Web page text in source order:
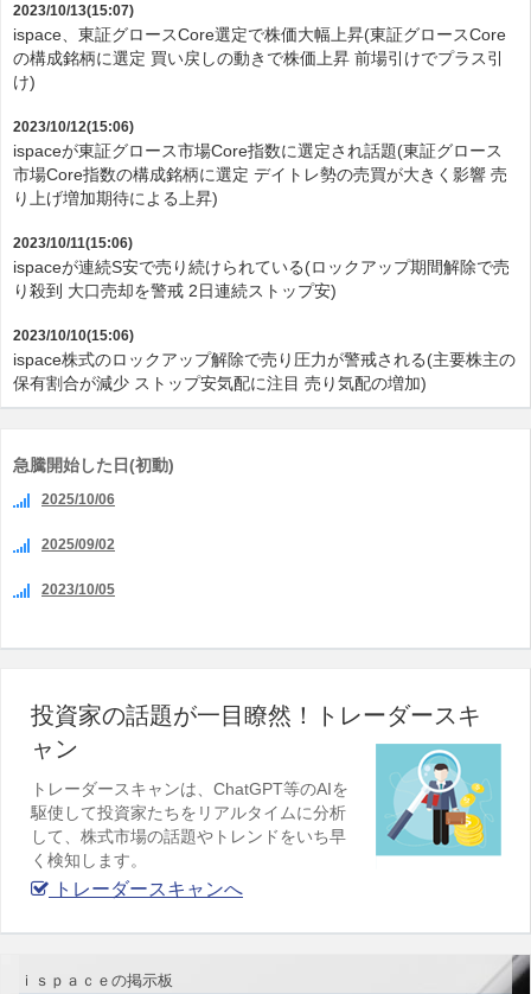
2023/10/13(15:07)
ispace、東証グロースCore選定で株価大幅上昇(東証グロースCore
の構成銘柄に選定 買い戻しの動きで株価上昇 前場引けでプラス引
け)
2023/10/12(15:06)
ispaceが東証グロース市場Core指数に選定され話題(東証グロース
市場Core指数の構成銘柄に選定 デイトレ勢の売買が大きく影響 売
り上げ増加期待による上昇)
2023/10/11(15:06)
ispaceが連続S安で売り続けられている(ロックアップ期間解除で売
り殺到 大口売却を警戒 2日連続ストップ安)
2023/10/10(15:06)
ispace株式のロックアップ解除で売り圧力が警戒される(主要株主の
保有割合が減少 ストップ安気配に注目 売り気配の増加)
急騰開始した日(初動)
2025/10/06
2025/09/02
2023/10/05
投資家の話題が一目瞭然！トレーダースキ
ャン
トレーダースキャンは、ChatGPT等のAIを
駆使して投資家たちをリアルタイムに分析
して、株式市場の話題やトレンドをいち早
く検知します。
トレーダースキャンへ
ｉｓｐａｃｅの掲示板